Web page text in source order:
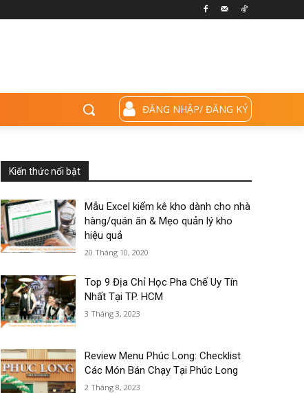
ĐĂNG NHẬP/ ĐĂNG KÝ
Kiến thức nổi bật
Mẫu Excel kiểm kê kho dành cho nhà
hàng/quán ăn & Mẹo quản lý kho
hiệu quả
20 Tháng 10, 2020
Top 9 Địa Chỉ Học Pha Chế Uy Tín
Nhất Tại TP. HCM
3 Tháng 3, 2023
Review Menu Phúc Long: Checklist
Các Món Bán Chạy Tại Phúc Long
2 Tháng 8, 2023